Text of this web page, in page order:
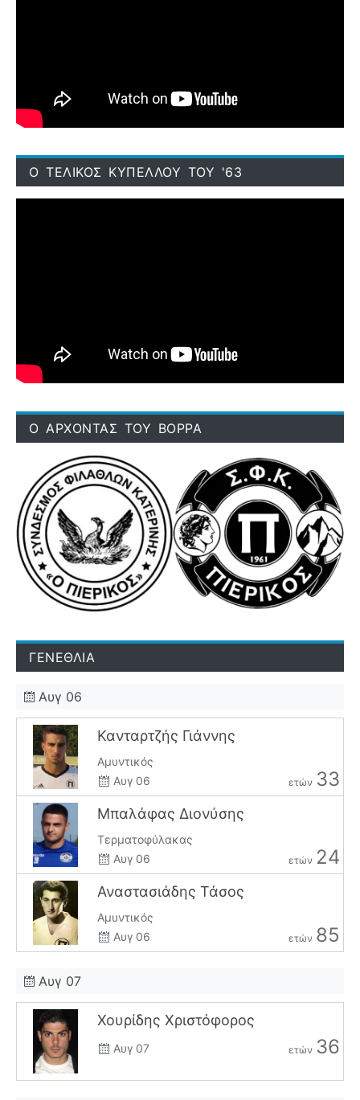
Ο ΤΕΛΙΚΟΣ ΚΥΠΕΛΛΟΥ ΤΟΥ '63
Ο ΑΡΧΟΝΤΑΣ ΤΟΥ ΒΟΡΡΑ
ΓΕΝΕΘΛΙΑ
Αυγ 06
Κανταρτζής Γιάννης
Αμυντικός
Αυγ 06
ετών 33
Μπαλάφας Διονύσης
Τερματοφύλακας
Αυγ 06
ετών 24
Αναστασιάδης Τάσος
Αμυντικός
Αυγ 06
ετών 85
Αυγ 07
Χουρίδης Χριστόφορος
Αυγ 07 ετών 36